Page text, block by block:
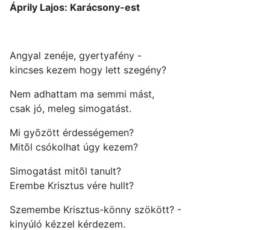
Áprily Lajos: Karácsony-est
Angyal zenéje, gyertyafény -
kincses kezem hogy lett szegény?
Nem adhattam ma semmi mást,
csak jó, meleg simogatást.
Mi gyõzött érdességemen?
Mitõl csókolhat úgy kezem?
Simogatást mitõl tanult?
Erembe Krisztus vére hullt?
Szemembe Krisztus-könny szökött? -
kinyúló kézzel kérdezem.